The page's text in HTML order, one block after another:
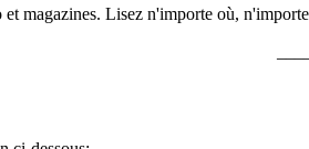
magazines. Lisez n'importe où,